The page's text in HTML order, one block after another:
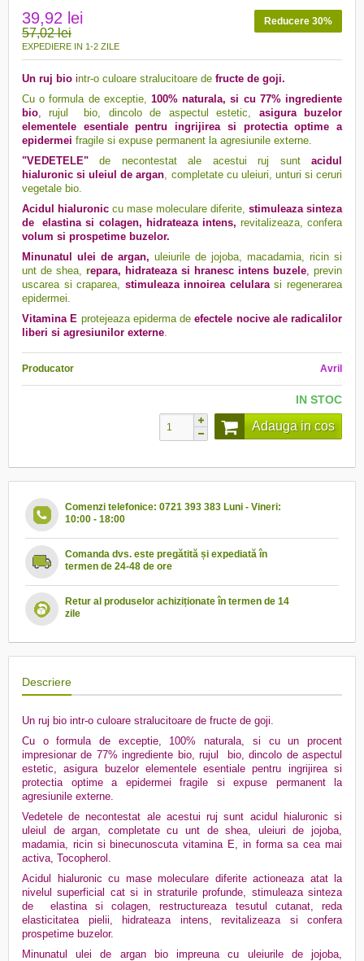
Reducere 30%
39,92 lei
57,02 lei
EXPEDIERE IN 1-2 ZILE
Un ruj bio intr-o culoare stralucitoare de fructe de goji.
Cu o formula de exceptie, 100% naturala, si cu 77% ingrediente
bio, rujul bio, dincolo de aspectul estetic,
asigura buzelor
elementele esentiale pentru ingrijirea si protectia optime a
epidermei fragile si expuse permanent la agresiunile externe.
"VEDETELE"
de necontestat ale acestui ruj sunt
acidul
hialuronic si uleiul de argan, completate cu uleiuri, unturi si ceruri
vegetale bio.
Acidul hialuronic cu mase moleculare diferite, stimuleaza sinteza
de elastina si colagen, hidrateaza intens, revitalizeaza, confera
volum si prospetime buzelor.
Minunatul ulei de argan, uleiurile de jojoba, macadamia, ricin si
unt de shea, repara, hidrateaza si hranesc intens buzele, previn
uscarea si craparea, stimuleaza innoirea celulara si regenerarea
epidermei.
Vitamina E protejeaza epiderma de efectele nocive ale radicalilor
liberi si agresiunilor externe.
Producator Avril
IN STOC
Adauga in cos
Comenzi telefonice: 0721 393 383 Luni - Vineri:
10:00 - 18:00
Comanda dvs. este pregătită și expediată în
termen de 24-48 de ore
Retur al produselor achiziționate în termen de 14
zile
Descriere
Un ruj bio intr-o culoare stralucitoare de fructe de goji.
Cu o formula de exceptie, 100% naturala, si cu un procent
impresionar de 77% ingrediente bio, rujul bio, dincolo de aspectul
estetic, asigura buzelor elementele esentiale pentru ingrijirea si
protectia optime a epidermei fragile si expuse permanent la
agresiunile externe.
Vedetele de necontestat ale acestui ruj sunt acidul hialuronic si
uleiul de argan, completate cu unt de shea, uleiuri de jojoba,
madamia, ricin si binecunoscuta vitamina E, in forma sa cea mai
activa, Tocopherol.
Acidul hialuronic cu mase moleculare diferite actioneaza atat la
nivelul superficial cat si in straturile profunde, stimuleaza sinteza
de elastina si colagen, restructureaza tesutul cutanat, reda
elasticitatea pielii, hidrateaza intens, revitalizeaza si confera
prospetime buzelor.
Minunatul ulei de argan bio impreuna cu uleiurile de jojoba,